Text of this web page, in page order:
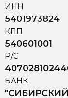
ИНН
5401973824
КПП
540601001
Р/С
БАНК